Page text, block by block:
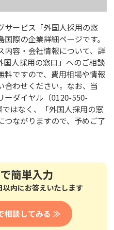
サービス「外国人採用の窓
際の企業詳細ページです。
内容・会社情報について、詳
国人採用の窓口」へのご相談
料ですので、費用相場や情報
合わせください。なお、当
ーダイヤル（0120-550-
はなく、「外国人採用の窓
つながりますので、予めご了
で簡単入力
以内にお答えいたします
相談してみる ≫